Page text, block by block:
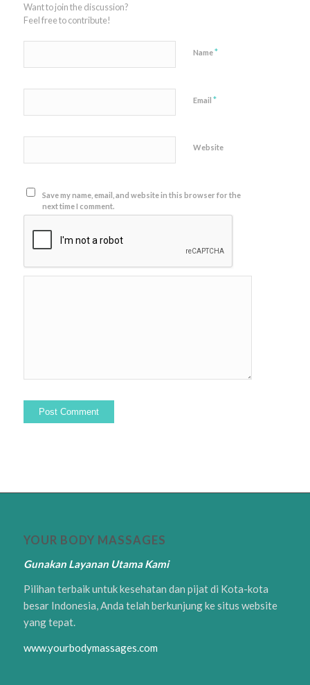
Want to join the discussion?
Feel free to contribute!
Name*
Email *
Website
Save my name, email, and website in this browser for the
next time I comment.
YOUR BODY MASSAGES
Gunakan Layanan Utama Kami
Pilihan terbaik untuk kesehatan dan pijat di Kota-kota
besar Indonesia, Anda telah berkunjung ke situs website
yang tepat.
www.yourbodymassages.com